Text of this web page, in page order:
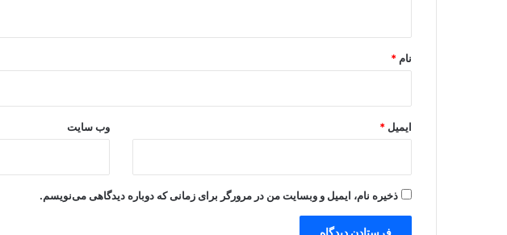
نام *
ایمیل * وب‌ سایت
ذخیره نام، ایمیل و وبسایت من در مرورگر برای زمانی که دوباره دیدگاهی می‌نویسم.